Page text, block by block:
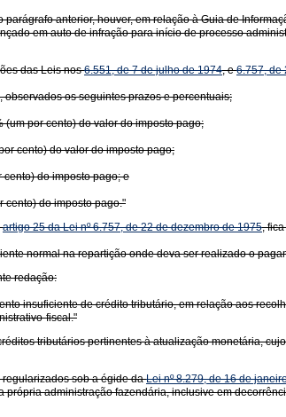
anterior, houver, em relação à Guia de
em auto de infração para início de processo
das Leis nos6.551, de 7 de julho de 1974, e6.757, de
observados os seguintes prazos e percentuais;
por cento) do valor do imposto pago;
cento) do valor do imposto pago;
cento) do imposto pago; e
cento) do imposto pago."
artigo 25 da Lei nº 6.757, de 22 de dezembro de 1975,
normal na repartição onde deva ser realizado o
redação:
insuficiente de crédito tributário, em relação aos
fiscal."
tributários pertinentes à atualização monetária,
regularizados sob a égide daLei nº 8.279, de 16 de
administração fazendária, inclusive em